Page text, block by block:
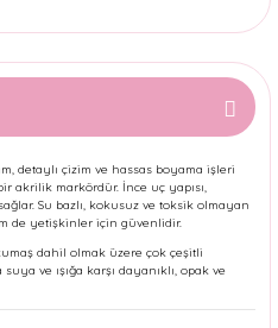
detaylı çizim ve hassas boyama işleri
akrilik markördür. İnce uç yapısı,
Su bazlı, kokusuz ve toksik olmayan
de yetişkinler için güvenlidir.
dahil olmak üzere çok çeşitli
ve ışığa karşı dayanıklı, opak ve